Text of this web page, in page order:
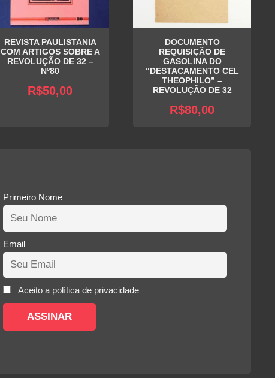
REVISTA PAULISTANIA
COM ARTIGOS SOBRE A
REVOLUÇÃO DE 32 –
Nº80
R$50,00
DOCUMENTO
REQUISIÇÃO DE
GASOLINA DO
“DESTACAMENTO CEL
THEOPHILO” –
REVOLUÇÃO DE 32
R$80,00
Primeiro Nome
Email
Aceito a política de privacidade